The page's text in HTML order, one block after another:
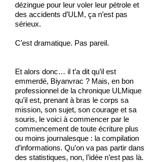
dézingue pour leur voler leur pétrole et
des accidents d’ULM, ça n’est pas
sérieux.
C’est dramatique. Pas pareil.
Et alors donc… il t’a dit qu’il est
emmerdé, Biyanvrac ? Mais, en bon
professionnel de la chronique ULMique
qu’il est, prenant à bras le corps sa
mission, son sujet, son courage et sa
souris, le voici à commencer par le
commencement de toute écriture plus
ou moins journalesque : la compilation
d’informations. Qu’on va pas partir dans
des statistiques, non, l’idée n’est pas là.